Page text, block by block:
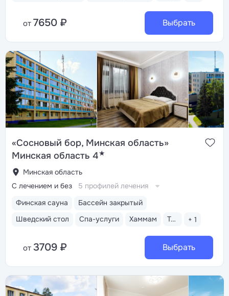
от 7650 ₽ Выбрать
«Сосновый бор, Минская область»
Минская область 4★
Минская область
Финская сауна
Бассейн закрытый
Шведский стол
Спа-услуги Хаммам Тренажерный зал + 1
С лечением и без 5 профилей лечения
от 3709 ₽ Выбрать